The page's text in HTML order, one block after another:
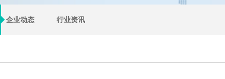
企业动态 行业资讯